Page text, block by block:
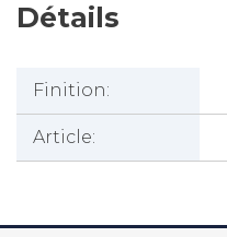
Détails
Finition:
Article: